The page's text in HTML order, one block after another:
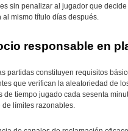
sin penalizar al jugador que
mismo título días después.
responsable en
partidas constituyen requisitos
que verifican la aleatoriedad de
de tiempo jugado cada sesenta
límites razonables.